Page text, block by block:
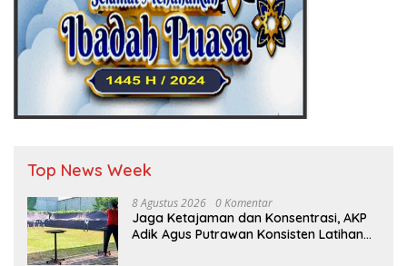
Top News Week
8 Agustus 2026 0 Komentar
Jaga Ketajaman dan Konsentrasi, AKP
Adik Agus Putrawan Konsisten Latihan